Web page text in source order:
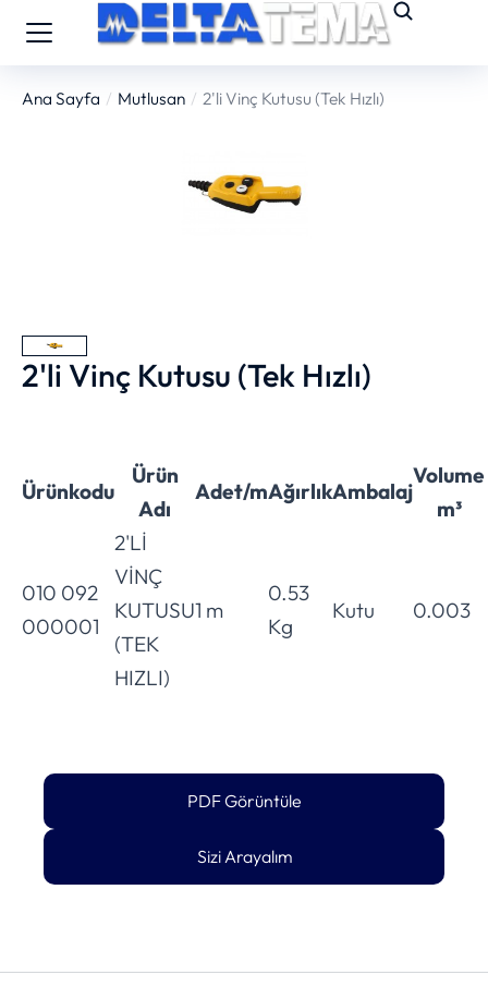
You are here:
Ana Sayfa Mutlusan 2'li Vinç Kutusu (Tek Hızlı)
2'li Vinç Kutusu (Tek Hızlı)
Ürünkodu
Ürün
Adı
Adet/mAğırlıkAmbalaj
Volume
m³
010 092
000001
2'Lİ
VİNÇ
KUTUSU
(TEK
HIZLI)
1 m
0.53
Kg
Kutu 0.003
PDF Görüntüle
Sizi Arayalım